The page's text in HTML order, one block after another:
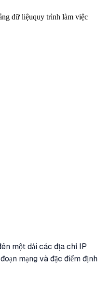
dữ liệuquy trình làm việc
một dải các địa chỉ IP
mạng và đặc điểm định